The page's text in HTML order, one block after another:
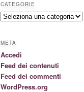
CATEGORIE
categorie
META
Accedi
Feed dei contenuti
Feed dei commenti
WordPress.org